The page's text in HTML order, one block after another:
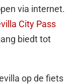
via internet.
City Pass
biedt tot
op de fiets